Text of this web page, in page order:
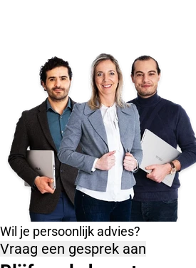
Wil je persoonlijk advies?
Vraag een gesprek aan